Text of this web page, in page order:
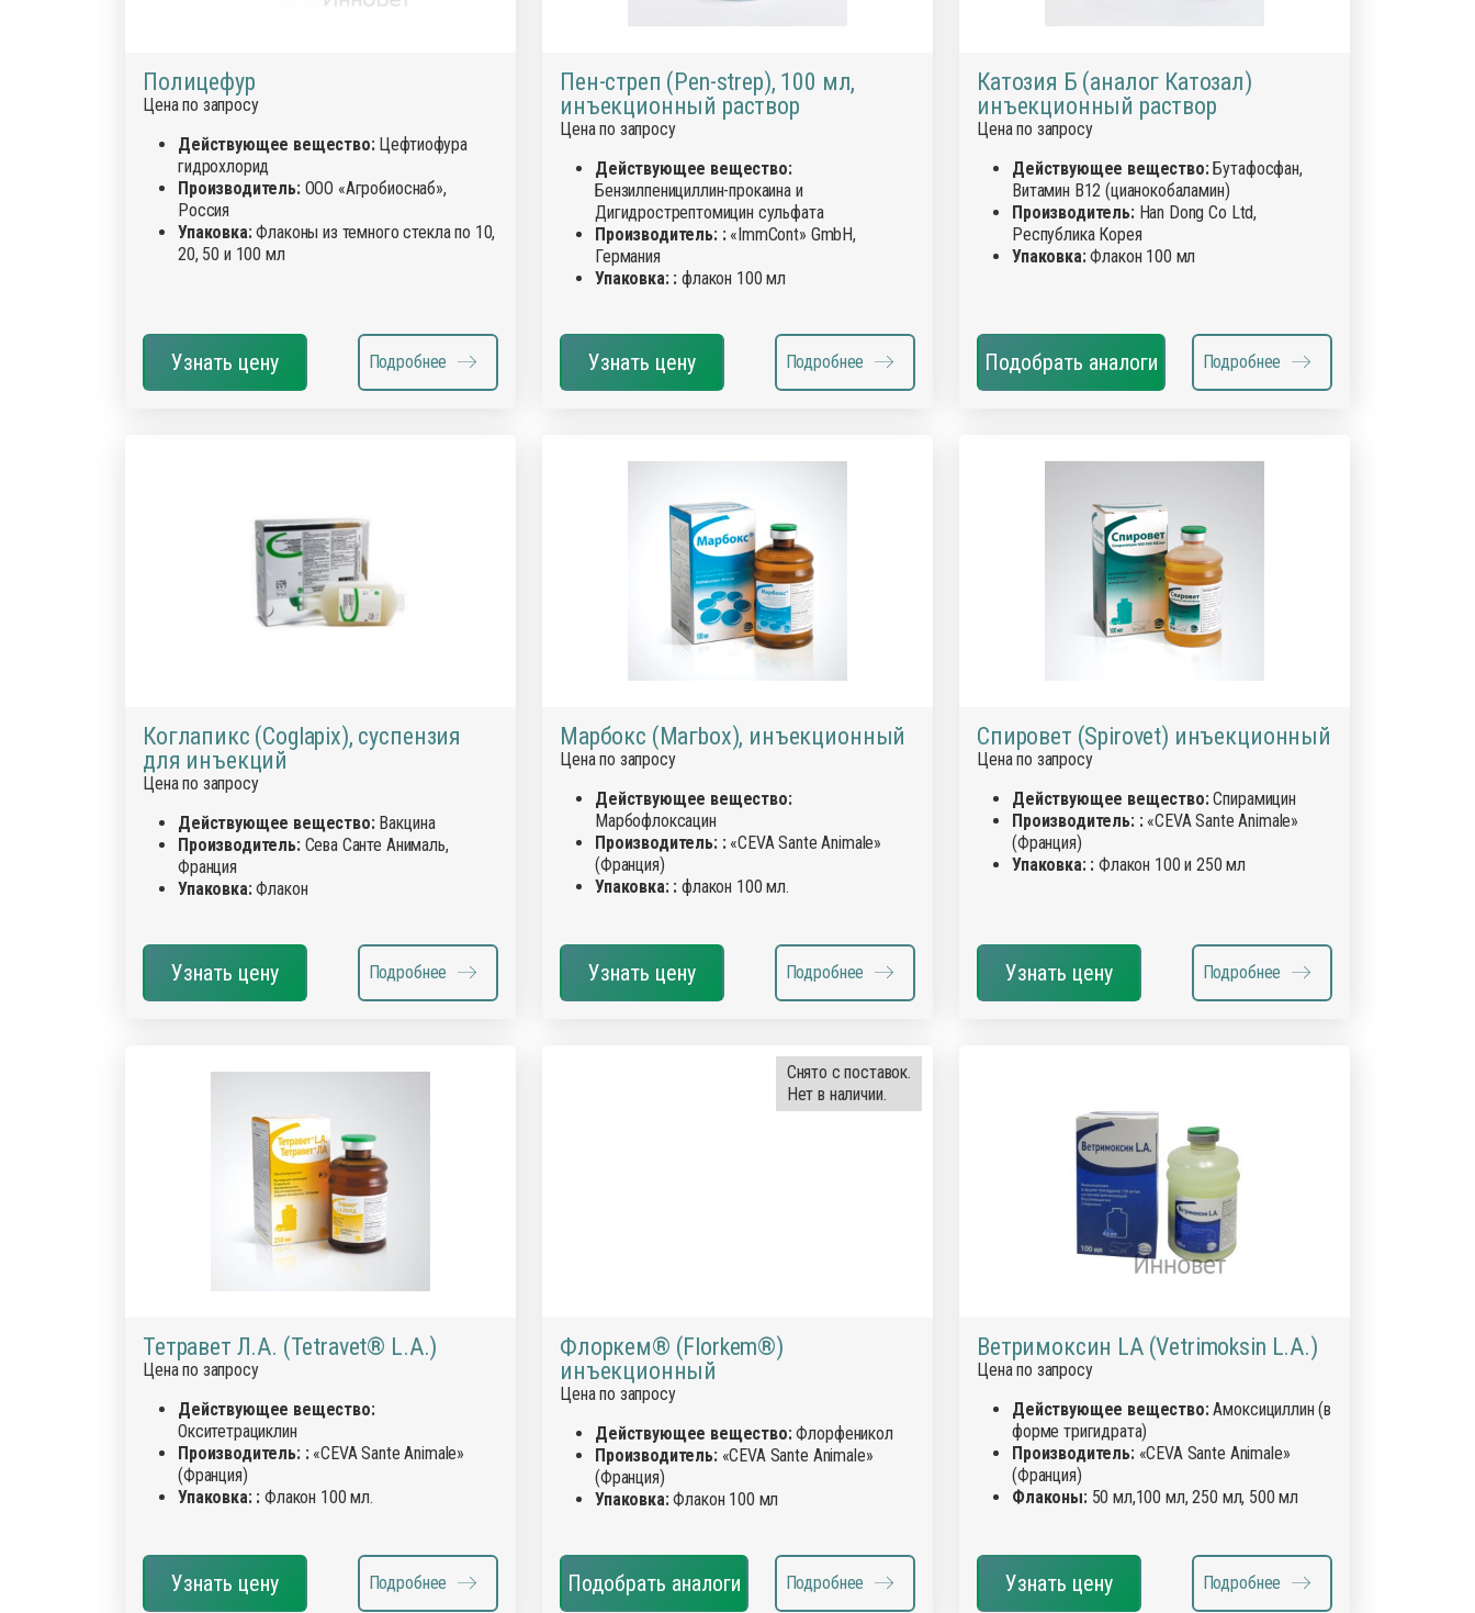
Полицефур
Цена по запросу
Действующее вещество:Цефтиофура
гидрохлорид
Производитель:ООО «Агробиоснаб»,
Россия
Упаковка:Флаконы из темного стекла по 10,
20, 50 и 100 мл
Узнать цену Подробнее
Пен-стреп (Pen-strep), 100 мл,
инъекционный раствор
Цена по запросу
Действующее вещество:
Бензилпенициллин-прокаина и
Дигидрострептомицин сульфата
Производитель: :«ImmCont» GmbH,
Германия
Упаковка: : флакон 100 мл
Узнать цену Подробнее
Катозия Б (аналог Катозал)
инъекционный раствор
Цена по запросу
Действующее вещество:Бутафосфан,
Витамин В12 (цианокобаламин)
Производитель:Han Dong Co Ltd,
Республика Корея
Упаковка:Флакон 100 мл
Подобрать аналоги Подробнее
Коглапикс (Coglapix), суспензия
для инъекций
Цена по запросу
Действующее вещество:Вакцина
Производитель:Сева Санте Анималь,
Франция
Упаковка:Флакон
Узнать цену Подробнее
Марбокс (Магbох), инъекционный
Цена по запросу
Действующее вещество:
Марбофлоксацин
Производитель: :«CEVA Sante Animale»
(Франция)
Упаковка: : флакон 100 мл.
Узнать цену Подробнее
Спировет (Spirovet) инъекционный
Цена по запросу
Действующее вещество:Спирамицин
Производитель: :«CEVA Sante Animale»
(Франция)
Упаковка: : Флакон 100 и 250 мл
Узнать цену Подробнее
Тетравет Л.А. (Tetravet® L.A.)
Цена по запросу
Действующее вещество:
Окситетрациклин
Производитель: :«CEVA Sante Animale»
(Франция)
Упаковка: : Флакон 100 мл.
Узнать цену Подробнее
Снято с поставок.
Нет в наличии.
Флоркем® (Florkem®)
инъекционный
Цена по запросу
Действующее вещество:Флорфеникол
Производитель:«CEVA Sante Animale»
(Франция)
Упаковка:Флакон 100 мл
Подобрать аналоги Подробнее
Ветримоксин LA (Vetrimoksin L.A.)
Цена по запросу
Действующее вещество:Амоксициллин (в
форме тригидрата)
Производитель:«CEVA Sante Animale»
(Франция)
Флаконы:50 мл,100 мл, 250 мл, 500 мл
Узнать цену Подробнее